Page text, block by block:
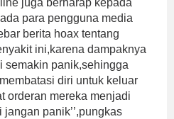
juga berharap kepada
para pengguna media
berita hoax tentang
ini,karena dampaknya
semakin panik,sehingga
diri untuk keluar
orderan mereka menjadi
jangan panik’’,pungkas